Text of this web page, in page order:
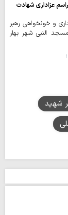
عزاداری شهادت
و خونخواهی رهبر
النبی شهر بهار
شهید